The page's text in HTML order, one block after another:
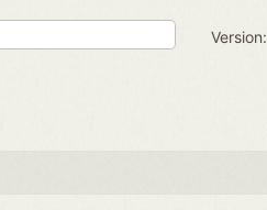
Version: